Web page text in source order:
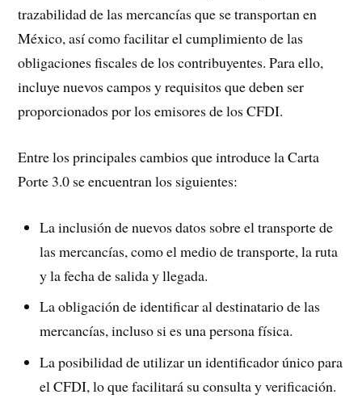
trazabilidad de las mercancías que se transportan en
México, así como facilitar el cumplimiento de las
obligaciones fiscales de los contribuyentes. Para ello,
incluye nuevos campos y requisitos que deben ser
proporcionados por los emisores de los CFDI.
Entre los principales cambios que introduce la Carta
Porte 3.0 se encuentran los siguientes:
La inclusión de nuevos datos sobre el transporte de
las mercancías, como el medio de transporte, la ruta
y la fecha de salida y llegada.
La obligación de identificar al destinatario de las
mercancías, incluso si es una persona física.
La posibilidad de utilizar un identificador único para
el CFDI, lo que facilitará su consulta y verificación.